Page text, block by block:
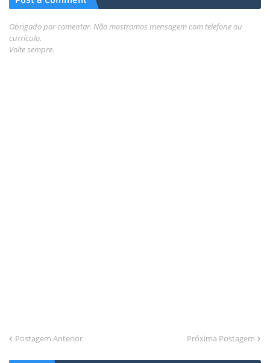
Obrigado por comentar. Não mostramos mensagem com telefone ou
currículo.
Volte sempre.
Postagem Anterior Próxima Postagem